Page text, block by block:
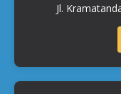
Jl.